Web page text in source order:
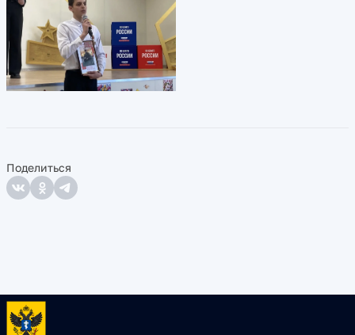
Поделиться